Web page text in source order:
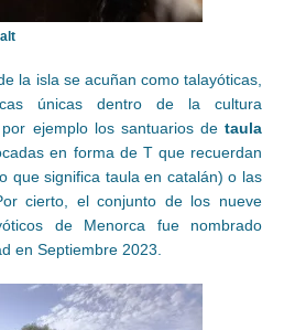
la isla se acuñan como talayóticas,
únicas dentro de la cultura
ejemplo los santuarios de taula
en forma de T que recuerdan
que significa taula en catalán) o las
cierto, el conjunto de los nueve
de Menorca fue nombrado
en Septiembre 2023.